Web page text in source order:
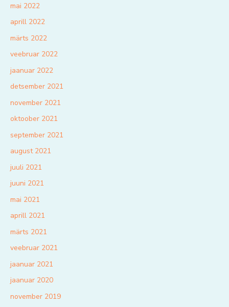
mai 2022
aprill 2022
märts 2022
veebruar 2022
jaanuar 2022
detsember 2021
november 2021
oktoober 2021
september 2021
august 2021
juuli 2021
juuni 2021
mai 2021
aprill 2021
märts 2021
veebruar 2021
jaanuar 2021
jaanuar 2020
november 2019